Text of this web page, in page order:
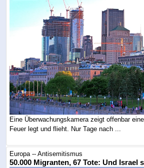
Eine Überwachungskamera zeigt offenbar
Feuer legt und flieht. Nur Tage nach ...
Europa -- Antisemitismus
50.000 Migranten, 67 Tote: Und Israel